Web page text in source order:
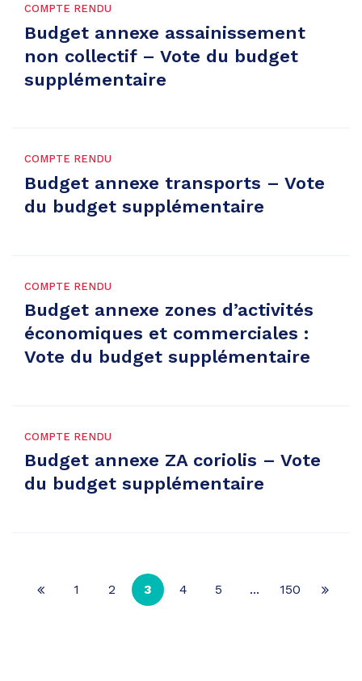
COMPTE RENDU
Budget annexe assainissement
non collectif – Vote du budget
supplémentaire
COMPTE RENDU
Budget annexe transports – Vote
du budget supplémentaire
COMPTE RENDU
Budget annexe zones d’activités
économiques et commerciales :
Vote du budget supplémentaire
COMPTE RENDU
Budget annexe ZA coriolis – Vote
du budget supplémentaire
Page
1 2 3 4 5 ... 150
Page